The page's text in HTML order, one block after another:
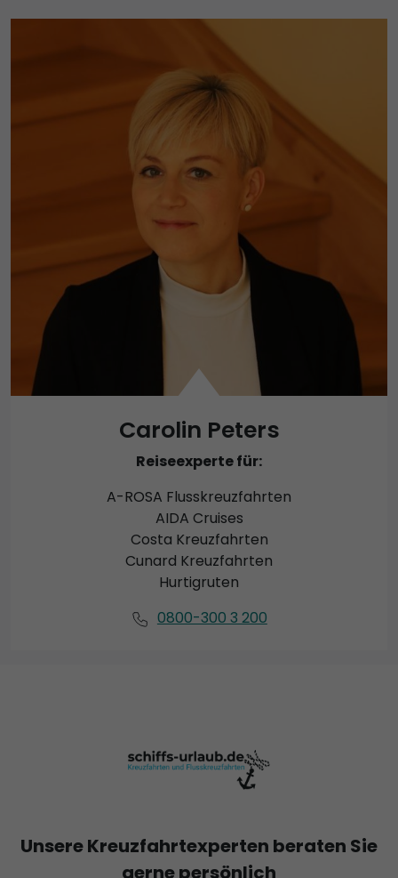
Carolin Peters
Reiseexperte für:
A-ROSA Flusskreuzfahrten
AIDA Cruises
Costa Kreuzfahrten
Cunard Kreuzfahrten
Hurtigruten
0800-300 3 200
Unsere Kreuzfahrtexperten beraten Sie
gerne persönlich